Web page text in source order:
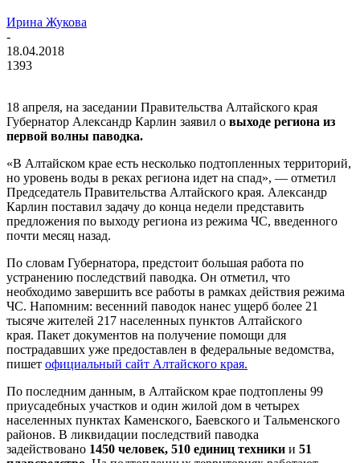
Ирина Жукова
-
18.04.2018
1393
18 апреля, на заседании Правительства Алтайского края
Губернатор Александр Карлин заявил о выходе региона из
первой волны паводка.
«В Алтайском крае есть несколько подтопленных территорий,
но уровень воды в реках региона идет на спад», — отметил
Председатель Правительства Алтайского края. Александр
Карлин поставил задачу до конца недели представить
предложения по выходу региона из режима ЧС, введенного
почти месяц назад.
По словам Губернатора, предстоит большая работа по
устранению последствий паводка. Он отметил, что
необходимо завершить все работы в рамках действия режима
ЧС. Напомним: весенний паводок нанес ущерб более 21
тысяче жителей 217 населенных пунктов Алтайского
края. Пакет документов на получение помощи для
пострадавших уже предоставлен в федеральные ведомства,
пишет официальный сайт Алтайского края.
По последним данным, в Алтайском крае подтоплены 99
приусадебных участков и один жилой дом в четырех
населенных пунктах Каменского, Баевского и Тальменского
районов. В ликвидации последствий паводка
задействовано 1450 человек, 510 единиц техники и 51